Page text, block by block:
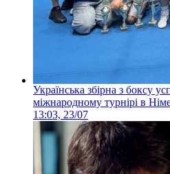
Українська збірна з боксу
міжнародному турнірі в
13:03, 23/07